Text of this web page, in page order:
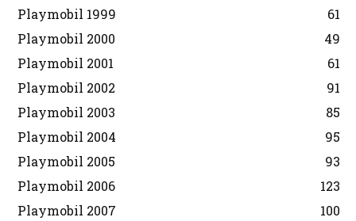
Playmobil 1999
61
Playmobil 2000
49
Playmobil 2001
61
Playmobil 2002
91
Playmobil 2003
85
Playmobil 2004
95
Playmobil 2005
93
Playmobil 2006
123
Playmobil 2007
100